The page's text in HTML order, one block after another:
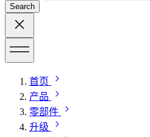
Search
首页
产品
零部件
升级